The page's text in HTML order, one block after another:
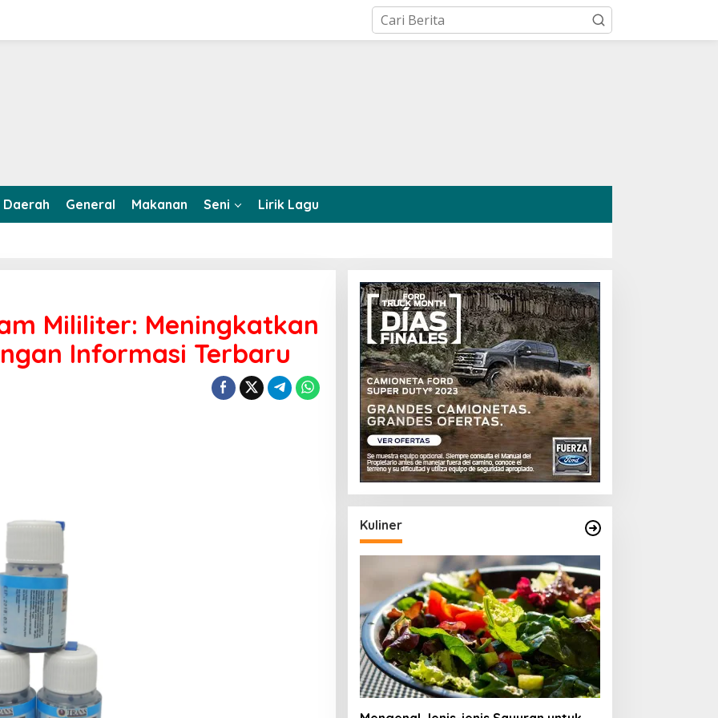
Daerah General Makanan Seni Lirik Lagu
Mililiter: Meningkatkan
Informasi Terbaru
Kuliner